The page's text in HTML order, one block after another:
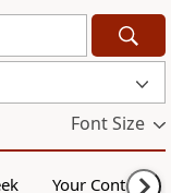
Font Size
Your Content